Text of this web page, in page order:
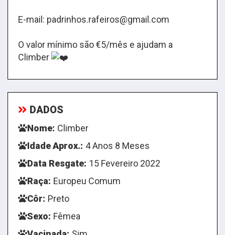
E-mail: padrinhos.rafeiros@gmail.com
O valor mínimo são €5/mês e ajudam a
Climber
DADOS
Nome: Climber
Idade Aprox.: 4 Anos 8 Meses
Data Resgate: 15 Fevereiro 2022
Raça: Europeu Comum
Côr: Preto
Sexo: Fêmea